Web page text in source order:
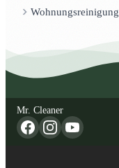
Wohnungsreinigung
Mr. Cleaner